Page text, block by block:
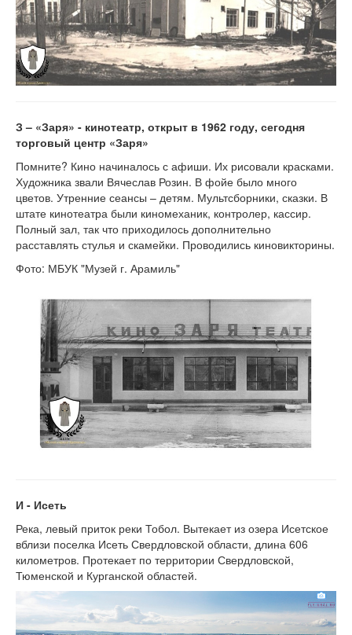
З – «Заря» - кинотеатр, открыт в 1962 году, сегодня
торговый центр «Заря»
Помните? Кино начиналось с афиши. Их рисовали красками.
Художника звали Вячеслав Розин. В фойе было много
цветов. Утренние сеансы – детям. Мультсборники, сказки. В
штате кинотеатра были киномеханик, контролер, кассир.
Полный зал, так что приходилось дополнительно
расставлять стулья и скамейки. Проводились киновикторины.
Фото: МБУК "Музей г. Арамиль"
И - Исеть
Река, левый приток реки Тобол. Вытекает из озера Исетское
вблизи поселка Исеть Свердловской области, длина 606
километров. Протекает по территории Свердловской,
Тюменской и Курганской областей.